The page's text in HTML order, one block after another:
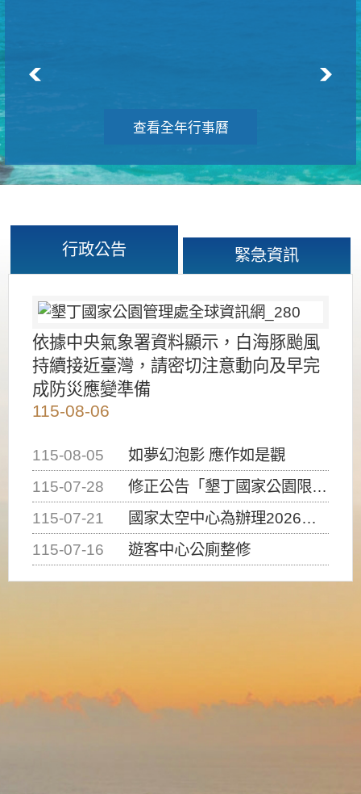
查看全年行事曆
行政公告 緊急資訊
依據中央氣象署資料顯示，白海豚颱風
持續接近臺灣，請密切注意動向及早完
成防災應變準備
115-08-06
115-08-05
如夢幻泡影 應作如是觀
115-07-28
修正公告「墾丁國家公園限制水域遊憩活動之種類、範圍、時間及行為」，自即日生效。
115-07-21
國家太空中心為辦理2026台灣盃火箭競賽，陸、海、空域警戒及協調相關事宜，因颱風備案事宜
115-07-16
遊客中心公廁整修